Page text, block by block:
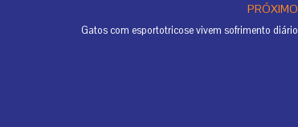
PRÓXIMO
Gatos com esportotricose vivem sofrimento diário